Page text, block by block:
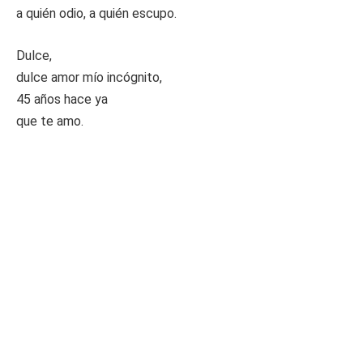
a quién odio, a quién escupo.
Dulce,
dulce amor mío incógnito,
45 años hace ya
que te amo.